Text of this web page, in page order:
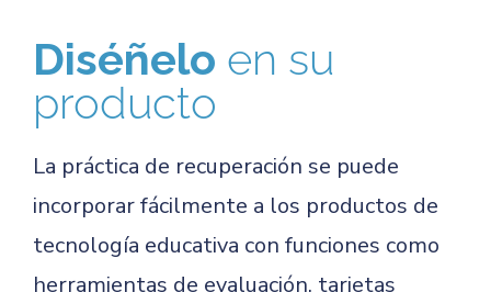
Diséñelo en su
producto
La práctica de recuperación se puede
incorporar fácilmente a los productos de
tecnología educativa con funciones como
herramientas de evaluación, tarjetas